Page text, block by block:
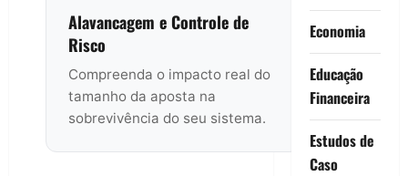
Alavancagem e Controle de
Risco
Compreenda o impacto real do
tamanho da aposta na
sobrevivência do seu sistema.
Economia
Educação
Financeira
Estudos de
Caso